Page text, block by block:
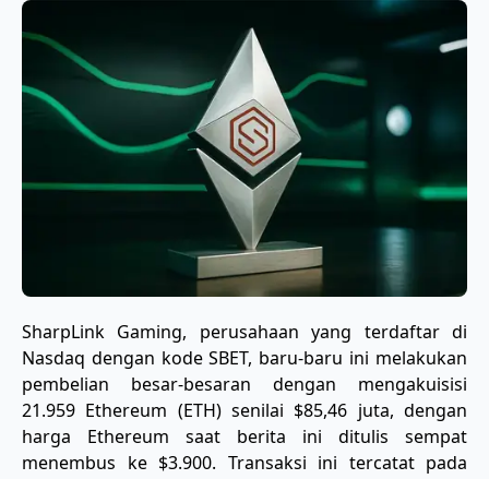
SharpLink Gaming, perusahaan yang terdaftar di
Nasdaq dengan kode SBET, baru-baru ini melakukan
pembelian besar-besaran dengan mengakuisisi
21.959 Ethereum (ETH) senilai $85,46 juta, dengan
harga Ethereum saat berita ini ditulis sempat
menembus ke $3.900. Transaksi ini tercatat pada